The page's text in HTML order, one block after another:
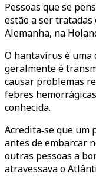
Pessoas que se
estão a ser tratadas
Alemanha, na
O hantavírus é
geralmente é
causar problemas
febres
conhecida.
Acredita‑se que
antes de embarcar
outras pessoas a
atravessava o